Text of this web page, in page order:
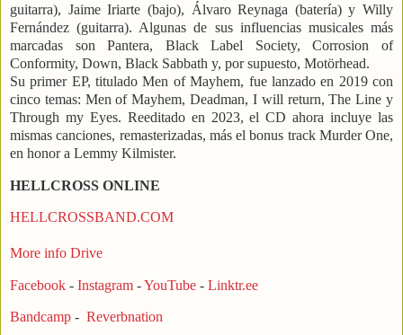
guitarra), Jaime Iriarte (bajo), Álvaro Reynaga (batería) y Willy
Fernández (guitarra). Algunas de sus influencias musicales más
marcadas sonPantera, Black Label Society, Corrosion of
Conformity, Down, Black Sabbath y, por supuesto, Motörhead.
Su primer EP, titulado Men of Mayhem, fue lanzado en 2019 con
cinco temas: Men of Mayhem, Deadman, I will return, The Line y
Through my Eyes. Reeditado en 2023, el CD ahora incluye las
mismas canciones, remasterizadas, más el bonus track Murder One,
en honor a Lemmy Kilmister.
HELLCROSS ONLINE
HELLCROSSBAND.COM
More info Drive
Facebook - Instagram -YouTube - Linktr.ee
Bandcamp - Reverbnation